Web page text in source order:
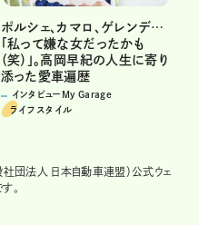
ポルシェ、カマロ、ゲレンデ…
「私って嫌な女だったかも
（笑）」。高岡早紀の人生に寄り
添った愛車遍歴
インタビューMy Garage
ライフスタイル
社団法人 日本自動車連盟）公式ウェ
。